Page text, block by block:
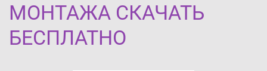
МОНТАЖА СКАЧАТЬ
БЕСПЛАТНО